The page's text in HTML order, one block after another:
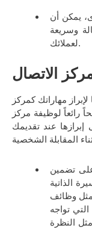
يمكن أن
وسريعة
لعملائك.
الاتصال
مهاراتك كمركز
رائعاً لوظيفة مركز
عند تقديمك
تضمين
الذاتية
مثل وظائف
تواجه
النظرة